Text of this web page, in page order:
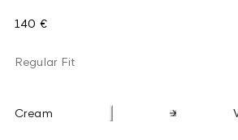
140 €
Regular Fit
Cream